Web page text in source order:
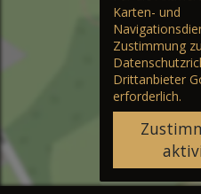
Karten- und
Zustimmung
Drittanbieter
erforderlich.